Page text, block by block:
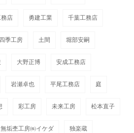
店 勇建工業 千葉工務店
四季工房 土間 堀部安嗣
大野正博 安成工務店
岩瀬卓也 平尾工務店 庭
彩工房 未来工房 松本直子
無垢杢工房㈱イケダ 独楽蔵